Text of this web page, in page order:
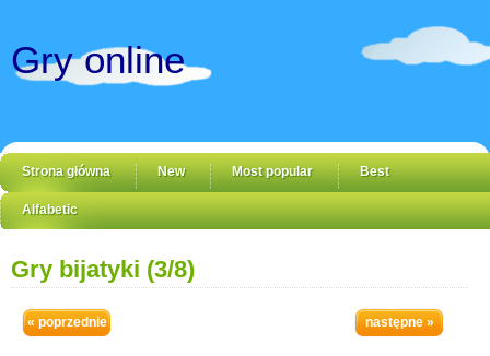
Gry online
Strona główna New Most popular Best
Alfabetic
Gry bijatyki (3/8)
« poprzednie następne »